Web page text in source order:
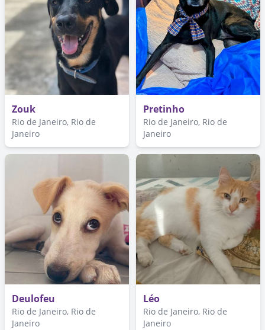
Zouk
Rio de Janeiro, Rio de
Janeiro
Pretinho
Rio de Janeiro, Rio de
Janeiro
Deulofeu
Rio de Janeiro, Rio de
Janeiro
Léo
Rio de Janeiro, Rio de
Janeiro